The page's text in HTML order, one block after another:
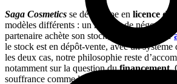
Saga Cosmetics se développe en licence de
modèles différents : un modèle de négoce
partenaire achète son stock, et un système d’
le stock est en dépôt-vente, avec un
les deux cas, notre philosophie reste
notamment sur la question dufinancement.
souffrance comme le textile et la chaussure,